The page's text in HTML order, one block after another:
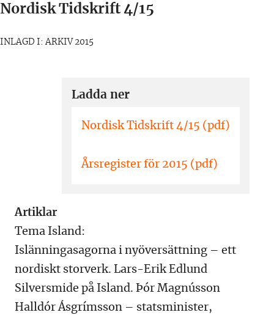
Nordisk Tidskrift 4/15
INLAGD I: ARKIV 2015
Ladda ner
Nordisk Tidskrift 4/15 (pdf)
Årsregister för 2015 (pdf)
Artiklar
Tema Island:
Islänningasagorna i nyöversättning – ett
nordiskt storverk. Lars-Erik Edlund
Silversmide på Island. Þór Magnússon
Halldór Ásgrímsson – statsminister,